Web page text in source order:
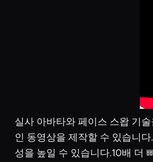
실사 아바타와 페이스 스왑 기
인 동영상을 제작할 수 있습니
성을 높일 수 있습니다.10배 더